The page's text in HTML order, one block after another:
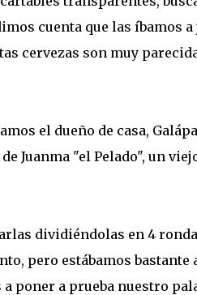
cuenta que las íbamos
cervezas son muy
el dueño de casa,
Juanma "el Pelado", un
dividiéndolas en 4
pero estábamos
a poner a prueba nuestro